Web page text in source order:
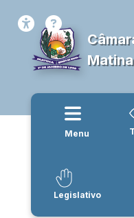
Matina
Menu
Legislativo